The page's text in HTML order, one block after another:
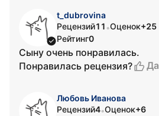
t_dubrovina
Рецензий11 •Оценок+25
Рейтинг0
Сыну очень понравилась.
Понравилась рецензия?
Да
Любовь Иванова
Рецензий4•Оценок+6